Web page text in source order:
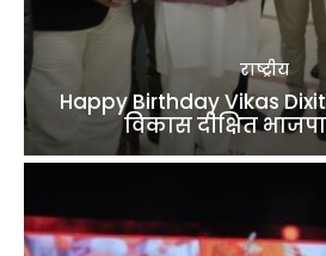
राष्ट्रीय
Happy Birthday Vikas Dixit
विकास दीक्षित